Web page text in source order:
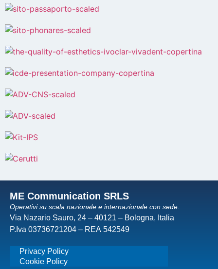
ME Communication SRLS
Operativi su scala nazionale e internazionale con sede:
Via Nazario Sauro, 24 – 40121 – Bologna, Italia
P.Iva 03736721204 – REA 542549
Privacy Policy
Cookie Policy